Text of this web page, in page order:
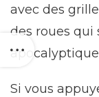
avec des
des roues qui
Si vous